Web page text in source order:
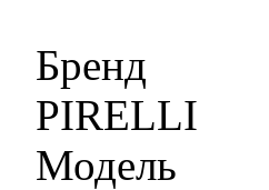
Бренд
PIRELLI
Модель